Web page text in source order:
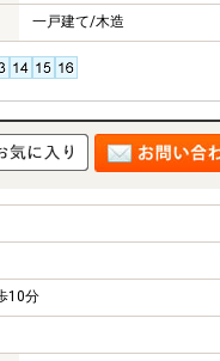
一戸建て/木造
10分